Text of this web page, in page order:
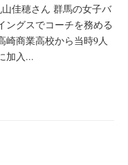
佳穂さん 群馬の女子バ
ングスでコーチを務める
崎商業高校から当時9人
加入...